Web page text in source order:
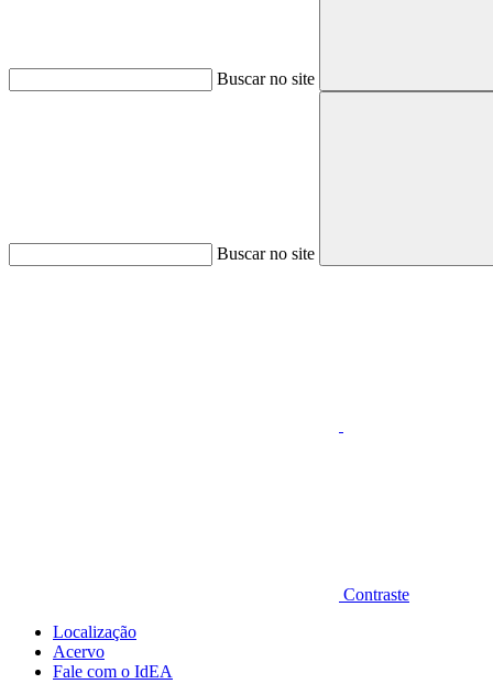
Buscar no site
Buscar no site
Contraste
Localização
Acervo
Fale com o IdEA